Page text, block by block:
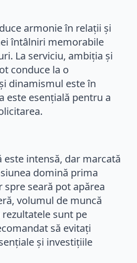
armonie în relații și
întâlniri memorabile
La serviciu, ambiția și
conduce la o
dinamismul este în
este esențială pentru a
este intensă, dar marcată
domină prima
spre seară pot apărea
volumul de muncă
sunt pe
să evitați
și investițiile